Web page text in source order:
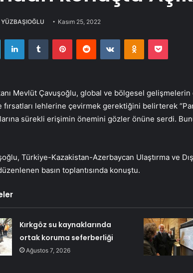
Kasım 25, 2022
Twitter LinkedInTumblr PinterestReddit VKontakteOdnoklassniki
Pocket
Mevlüt Çavuşoğlu, global ve bölgesel gelişmelerin
fırsatları lehlerine çevirmek gerektiğini belirterek
sürekli erişimin önemini gözler önüne serdi.
Türkiye-Kazakistan-Azerbaycan Ulaştırma ve
basın toplantısında konuştu.
Kırkgöz su kaynaklarında
ortak koruma seferberliği
Ağustos 7, 2026